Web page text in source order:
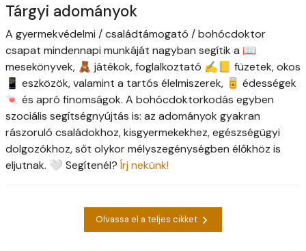
Tárgyi adományok
A gyermekvédelmi / családtámogató / bohócdoktor
csapat mindennapi munkáját nagyban segítik a 📖
mesekönyvek, 🧸 játékok, foglalkoztató ✍️📒 füzetek, okos
📱 eszközök, valamint a tartós élelmiszerek, 🥫 édességek
🍬 és apró finomságok. A bohócdoktorkodás egyben
szociális segítségnyújtás is: az adományok gyakran
rászoruló családokhoz, kisgyermekekhez, egészségügyi
dolgozókhoz, sőt olykor mélyszegénységben élőkhöz is
eljutnak. 🤍 Segítenél?Írj nekünk!
Olvassa el a teljes cikket